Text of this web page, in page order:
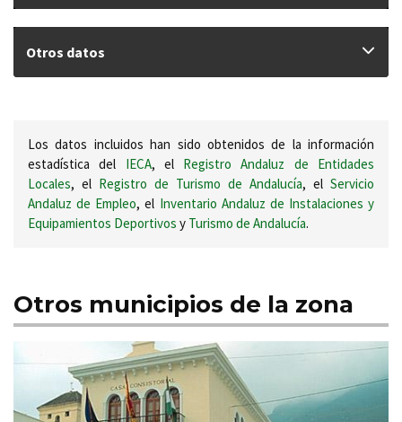
Otros datos
Los datos incluidos han sido obtenidos de la información
estadística del IECA, el Registro Andaluz de Entidades
Locales, el Registro de Turismo de Andalucía, el Servicio
Andaluz de Empleo, el Inventario Andaluz de Instalaciones y
Equipamientos Deportivos y Turismo de Andalucía.
Otros municipios de la zona